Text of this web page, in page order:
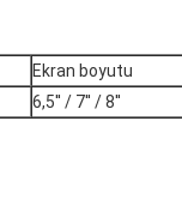
Ekran boyutu
6,5'' / 7'' / 8''